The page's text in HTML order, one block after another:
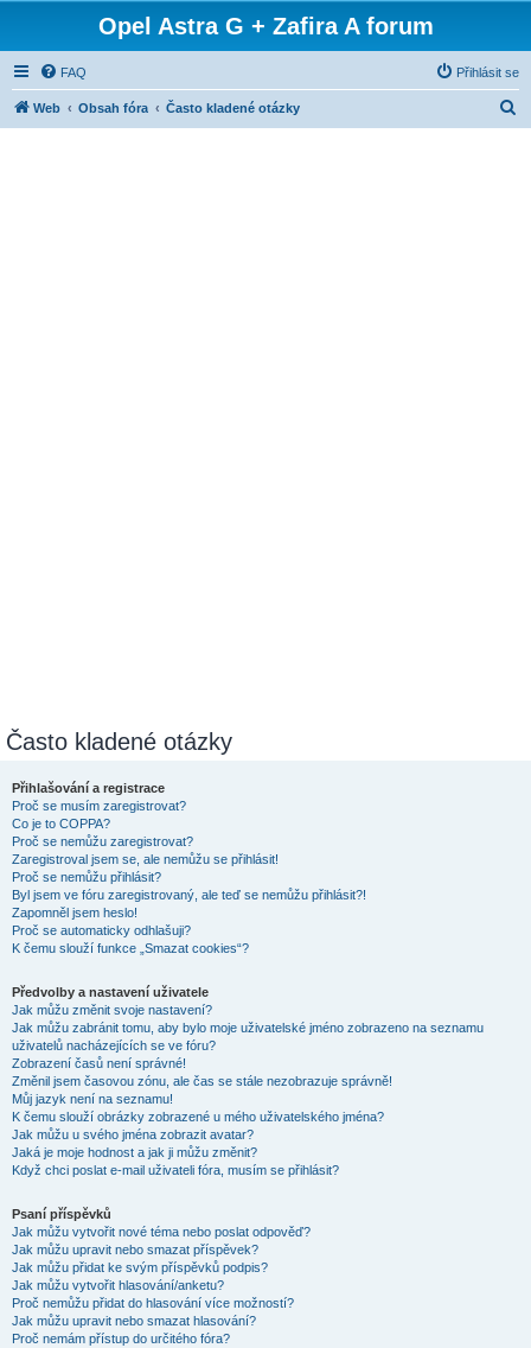
Opel Astra G + Zafira A forum
FAQ Přihlásit se
Web Obsah fóra Často kladené otázky
Často kladené otázky
Přihlašování a registrace
Proč se musím zaregistrovat?
Co je to COPPA?
Proč se nemůžu zaregistrovat?
Zaregistroval jsem se, ale nemůžu se přihlásit!
Proč se nemůžu přihlásit?
Byl jsem ve fóru zaregistrovaný, ale teď se nemůžu přihlásit?!
Zapomněl jsem heslo!
Proč se automaticky odhlašuji?
K čemu slouží funkce „Smazat cookies“?
Předvolby a nastavení uživatele
Jak můžu změnit svoje nastavení?
Jak můžu zabránit tomu, aby bylo moje uživatelské jméno zobrazeno na seznamu
uživatelů nacházejících se ve fóru?
Zobrazení časů není správné!
Změnil jsem časovou zónu, ale čas se stále nezobrazuje správně!
Můj jazyk není na seznamu!
K čemu slouží obrázky zobrazené u mého uživatelského jména?
Jak můžu u svého jména zobrazit avatar?
Jaká je moje hodnost a jak ji můžu změnit?
Když chci poslat e-mail uživateli fóra, musím se přihlásit?
Psaní příspěvků
Jak můžu vytvořit nové téma nebo poslat odpověď?
Jak můžu upravit nebo smazat příspěvek?
Jak můžu přidat ke svým příspěvků podpis?
Jak můžu vytvořit hlasování/anketu?
Proč nemůžu přidat do hlasování více možností?
Jak můžu upravit nebo smazat hlasování?
Proč nemám přístup do určitého fóra?